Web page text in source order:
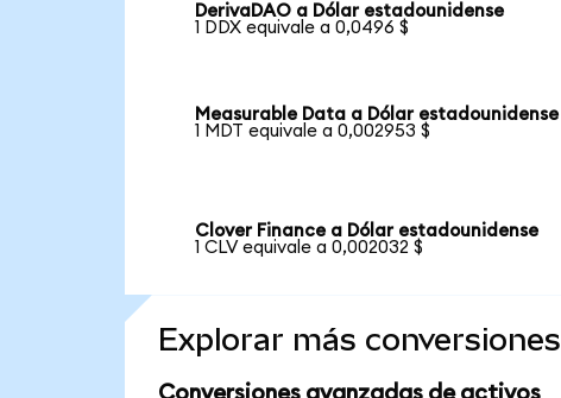
DerivaDAO a Dólar estadounidense
1 DDX equivale a 0,0496 $
Measurable Data a Dólar estadounidense
1 MDT equivale a 0,002953 $
Clover Finance a Dólar estadounidense
1 CLV equivale a 0,002032 $
Explorar más conversiones